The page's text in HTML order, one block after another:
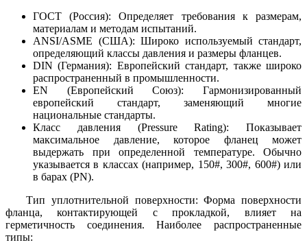
ГОСТ (Россия): Определяет требования к размерам,
материалам и методам испытаний.
ANSI/ASME (США): Широко используемый стандарт,
определяющий классы давления и размеры фланцев.
DIN (Германия): Европейский стандарт, также широко
распространенный в промышленности.
EN (Европейский Союз): Гармонизированный
европейский стандарт, заменяющий многие
национальные стандарты.
Класс давления (Pressure Rating): Показывает
максимальное давление, которое фланец может
выдержать при определенной температуре. Обычно
указывается в классах (например, 150#, 300#, 600#) или
в барах (PN).
Тип уплотнительной поверхности: Форма поверхности
фланца, контактирующей с прокладкой, влияет на
герметичность соединения. Наиболее распространенные
типы: